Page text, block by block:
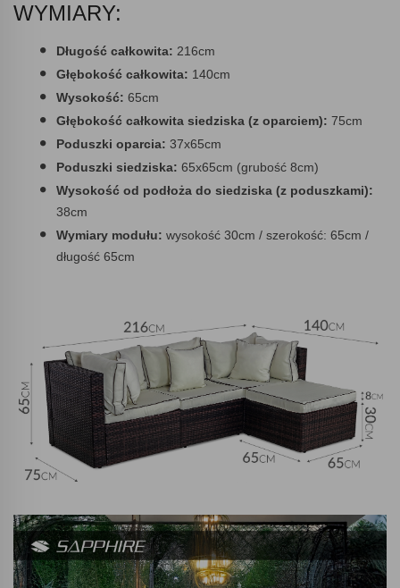
WYMIARY:
Długość całkowita: 216cm
Głębokość całkowita: 140cm
Wysokość: 65cm
Głębokość całkowita siedziska (z oparciem): 75cm
Poduszki oparcia: 37x65cm
Poduszki siedziska: 65x65cm (grubość 8cm)
Wysokość od podłoża do siedziska (z poduszkami):
38cm
Wymiary modułu: wysokość 30cm / szerokość: 65cm /
długość 65cm